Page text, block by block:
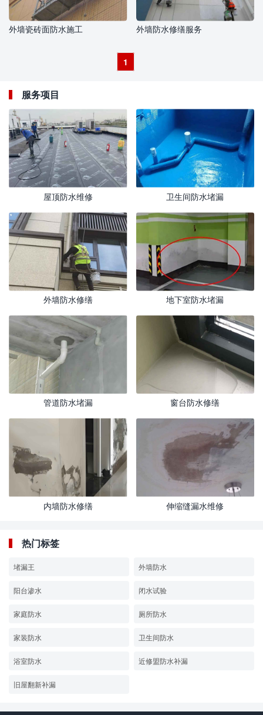
外墙瓷砖面防水施工 外墙防水修缮服务
1
服务项目
屋顶防水维修 卫生间防水堵漏
外墙防水修缮 地下室防水堵漏
管道防水堵漏 窗台防水修缮
内墙防水修缮 伸缩缝漏水维修
热门标签
堵漏王 外墙防水
阳台渗水 闭水试验
家庭防水 厕所防水
家装防水 卫生间防水
浴室防水 近修盟防水补漏
旧屋翻新补漏